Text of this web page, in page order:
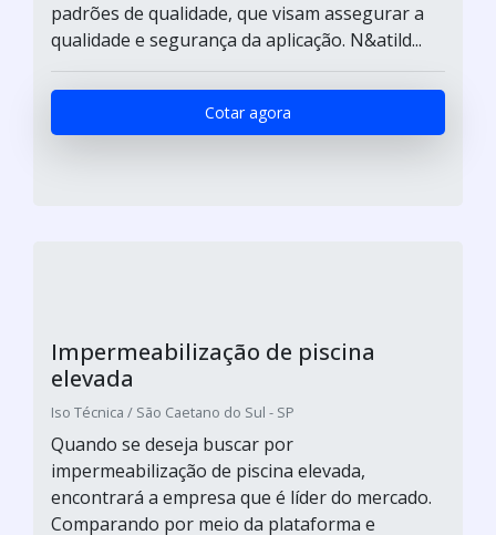
padrões de qualidade, que visam assegurar a
qualidade e segurança da aplicação. N&atild...
Cotar agora
Impermeabilização de piscina
elevada
Iso Técnica / São Caetano do Sul - SP
Quando se deseja buscar por
impermeabilização de piscina elevada,
encontrará a empresa que é líder do mercado.
Comparando por meio da plataforma e